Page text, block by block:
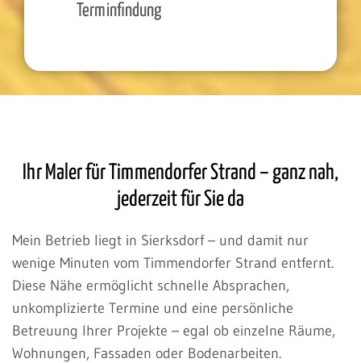
Terminfindung
Ihr Maler für Timmendorfer Strand – ganz nah,
jederzeit für Sie da
Mein Betrieb liegt in Sierksdorf – und damit nur
wenige Minuten vom Timmendorfer Strand entfernt.
Diese Nähe ermöglicht schnelle Absprachen,
unkomplizierte Termine und eine persönliche
Betreuung Ihrer Projekte – egal ob einzelne Räume,
Wohnungen, Fassaden oder Bodenarbeiten.